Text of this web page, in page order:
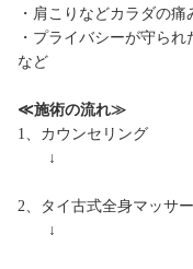
・肩こりなどカラダの
・プライバシーが守ら
など
≪施術の流れ≫
1、カウンセリング
↓
2、タイ古式全身マッサ
↓